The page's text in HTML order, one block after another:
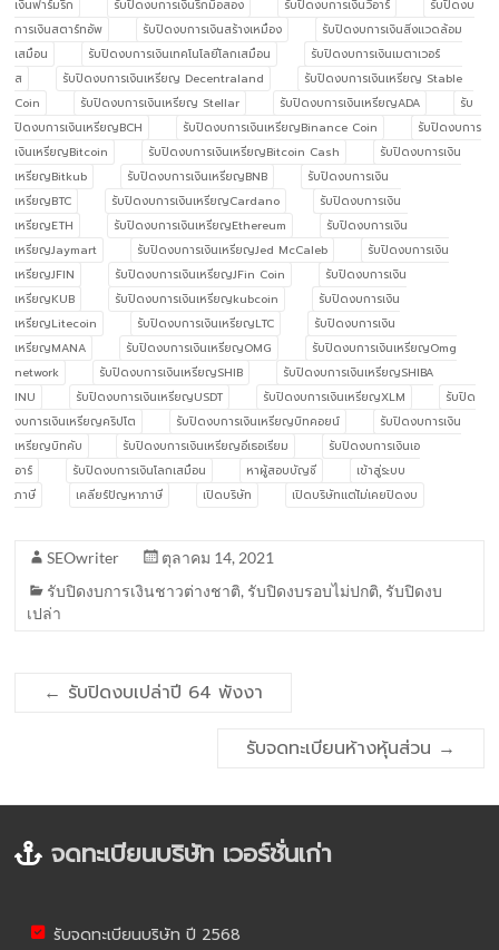
เงินฟาร์มริก รับปิดงบการเงินริกมือสอง รับปิดงบการเงินวีอาร์
รับปิดงบ
การเงินสตาร์ทอัพ
รับปิดงบการเงินสร้างเหมือง
รับปิดงบการเงินสิ่งแวดล้อม
เสมือน
รับปิดงบการเงินเทคโนโลยีโลกเสมือน
รับปิดงบการเงินเมตาเวอร์
ส
รับปิดงบการเงินเหรียญ Decentraland
รับปิดงบการเงินเหรียญ Stable
Coin
รับปิดงบการเงินเหรียญ Stellar รับปิดงบการเงินเหรียญADA
รับ
ปิดงบการเงินเหรียญBCH
รับปิดงบการเงินเหรียญBinance Coin
รับปิดงบการ
เงินเหรียญBitcoin
รับปิดงบการเงินเหรียญBitcoin Cash
รับปิดงบการเงิน
เหรียญBitkub
รับปิดงบการเงินเหรียญBNB
รับปิดงบการเงิน
เหรียญBTC
รับปิดงบการเงินเหรียญCardano
รับปิดงบการเงิน
เหรียญETH
รับปิดงบการเงินเหรียญEthereum
รับปิดงบการเงิน
เหรียญJaymart
รับปิดงบการเงินเหรียญJed McCaleb
รับปิดงบการเงิน
เหรียญJFIN
รับปิดงบการเงินเหรียญJFin Coin
รับปิดงบการเงิน
เหรียญKUB
รับปิดงบการเงินเหรียญkubcoin
รับปิดงบการเงิน
เหรียญLitecoin
รับปิดงบการเงินเหรียญLTC
รับปิดงบการเงิน
เหรียญMANA
รับปิดงบการเงินเหรียญOMG
รับปิดงบการเงินเหรียญOmg
network
รับปิดงบการเงินเหรียญSHIB
รับปิดงบการเงินเหรียญSHIBA
INU
รับปิดงบการเงินเหรียญUSDT รับปิดงบการเงินเหรียญXLM
รับปิด
งบการเงินเหรียญคริปโต
รับปิดงบการเงินเหรียญบิทคอยน์
รับปิดงบการเงิน
เหรียญบิทคับ
รับปิดงบการเงินเหรียญอีเธอเรียม
รับปิดงบการเงินเอ
อาร์
รับปิดงบการเงินโลกเสมือน หาผู้สอบบัญชี
เข้าสู่ระบบ
ภาษี
เคลียร์ปัญหาภาษี เปิดบริษัท เปิดบริษัทแต่ไม่เคยปิดงบ
SEOwriter
ตุลาคม 14, 2021
รับปิดงบการเงินชาวต่างชาติ, รับปิดงบรอบไม่ปกติ, รับปิดงบ
เปล่า
← รับปิดงบเปล่าปี 64 พังงา
รับจดทะเบียนห้างหุ้นส่วน →
จดทะเบียนบริษัท เวอร์ชั่นเก่า
รับจดทะเบียนบริษัท ปี 2568